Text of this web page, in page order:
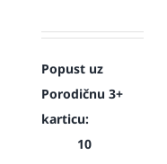
Popust uz
Porodičnu 3+
karticu:
10